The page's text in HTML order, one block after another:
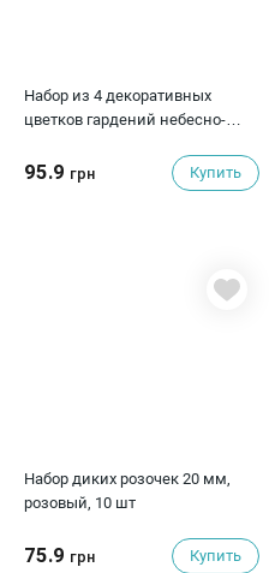
Набор из 4 декоративных
цветков гардений небесно-
95.9 грн Купить
Набор диких розочек 20 мм,
розовый, 10 шт
75.9 грн Купить